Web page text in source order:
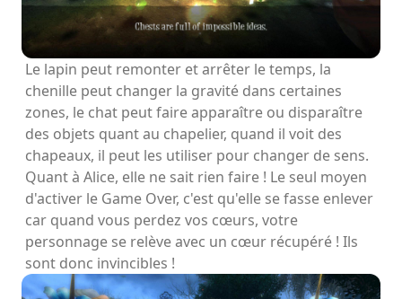
Le lapin peut remonter et arrêter le temps, la
chenille peut changer la gravité dans certaines
zones, le chat peut faire apparaître ou disparaître
des objets quant au chapelier, quand il voit des
chapeaux, il peut les utiliser pour changer de sens.
Quant à Alice, elle ne sait rien faire ! Le seul moyen
d'activer le Game Over, c'est qu'elle se fasse enlever
car quand vous perdez vos cœurs, votre
personnage se relève avec un cœur récupéré ! Ils
sont donc invincibles !